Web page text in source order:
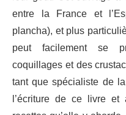
entre la France et
plancha), et plus
peut facilement se
coquillages et des
tant que spécialiste de
l’écriture de ce livre et